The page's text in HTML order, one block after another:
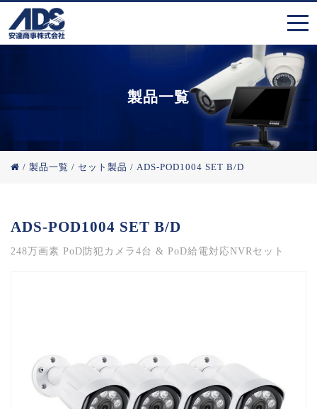
製品一覧
/ 製品一覧 / セット製品 / ADS-POD1004 SET B/D
ADS-POD1004 SET B/D
248万画素 PoD防犯カメラ4台 & PoD給電対応NVRセット